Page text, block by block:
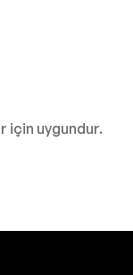
için uygundur.